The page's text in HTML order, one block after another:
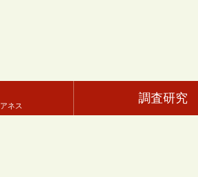
ネス
調査研究